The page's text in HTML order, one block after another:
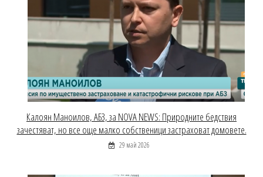
Калоян Маноилов, АБЗ, за NOVA NEWS: Природните бедствия
зачестяват, но все още малко собственици застраховат домовете.
29 май 2026